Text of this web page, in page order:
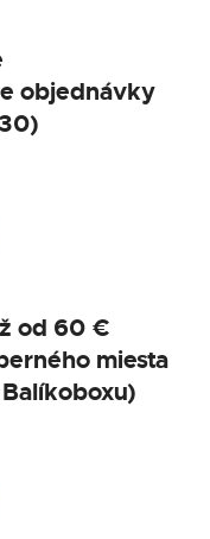
objednávky
od 60 €
miesta